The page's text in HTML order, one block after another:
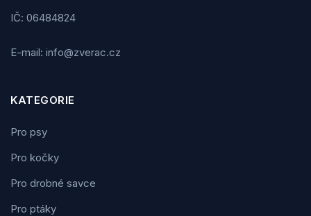
IČ: 06484824
E-mail: info@zverac.cz
KATEGORIE
Pro psy
Pro kočky
Pro drobné savce
Pro ptáky